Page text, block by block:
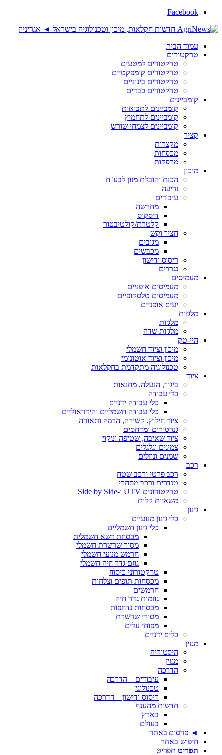
Facebook
עמוד הבית
טרקטורים
טרקטורים למטעים
טרקטורים קומפקטיים
טרקטורים בינוניים
טרקטורים כבדים
קומביינים
קומביינים לתבואות
קומביינים לתחמיץ
קומביינים לצמחי שורש
קציר
מקצרות
מכסחות
מרסקות
מיכון
הכנת והובלת מזון לבע"ח
זריעה
עיבודים
מחרשה
דיסקוס
קלטרת/קולטיבטור
חציר וקש
מגובים
מכבשים
ריסוס ודישון
נגררים
מעמיסים
מעמיסים אופניים
מעמיסים טלסקופיים
יעים אופניים
מלגזות
מלגזות
מלגזות שדה
היי-טק
מיכון וציוד חשמלי
מיכון וציוד אוטונומי
טכנולוגיה מתקדמת בחקלאות
ציוד
ביגוד, הנעלה, מחנאות
כלי עבודה
כלי עבודה ידניים
כלי עבודה חשמליים והידראוליים
ציוד חילוץ, קשירה, הרמה ותאורה
גנרטורים ומדחסים
ציוד שאיבה, שטיפה וניקוי
צמיגים וגלגלים
שמנים ונוזלים
רכב
רכב פרטי ורכב שטח
טנדרים ורכב מסחרי
טרקטורונים UTV ו-Side by Side
משאיות קלות
גינון
כלי גינון מנועיים
כלי גינון חשמליים
מכסחת דשא חשמלית
מסור שרשרת חשמלי
חרמש מנועי חשמלי
גוזם גדר חיה חשמלי
טרקטורוני כיסוח
מכסחות תופים וצלחות
חרמשים
גוזמות גדר חיה
מכסחות נדחפות
מסורי שרשרת
מפוחי עלים
כלים ידניים
מגזין
היסטוריה
מגזין
הדרכה
עיבודים – הדרכה
טכנולוגי
ריסוס ודישון – הדרכה
חדשות מהענף
בארץ
בעולם
◄ פרסום באתר
חיפוש באתר
תפריט תפריט